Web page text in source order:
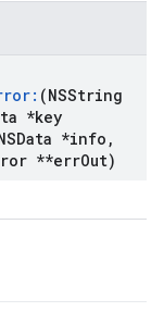
(NSString
*key
*info ,
**errOut)